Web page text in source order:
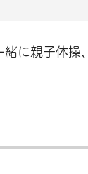
緒に親子体操